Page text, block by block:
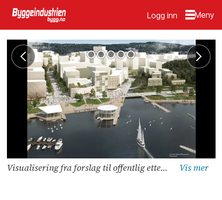
Logg inn
Visualisering fra forslag til offentlig ettersyn 11.11.2019 - 06.01.2020. Illustrasjon: Norconsult